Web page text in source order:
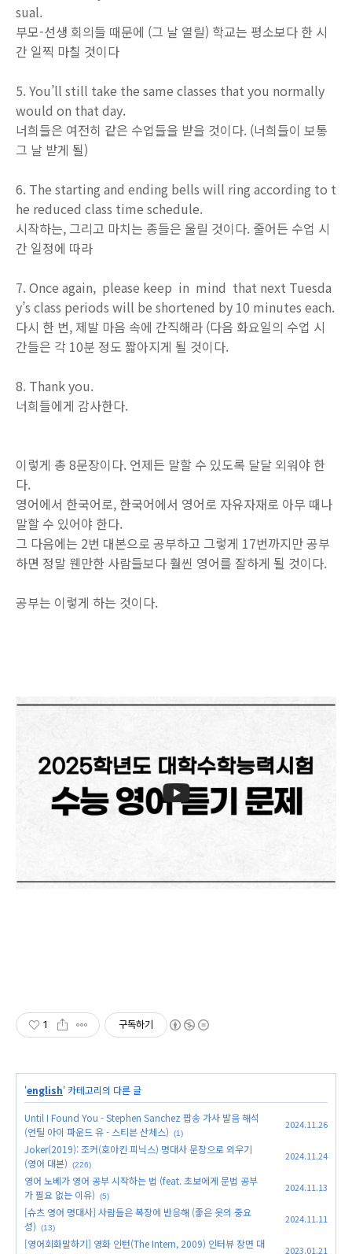
sual.
부모-선생 회의들 때문에 (그 날 열릴) 학교는 평소보다 한 시
간 일찍 마칠 것이다
5. You’ll still take the same classes that you normally
would on that day.
너희들은 여전히 같은 수업들을 받을 것이다. (너희들이 보통
그 날 받게 될)
6. The starting and ending bells will ring according to t
he reduced class time schedule.
시작하는, 그리고 마치는 종들은 울릴 것이다. 줄어든 수업 시
간 일정에 따라
7. Once again, please keep in mind that next Tuesda
y’s class periods will be shortened by 10 minutes each.
다시 한 번, 제발 마음 속에 간직해라 (다음 화요일의 수업 시
간들은 각 10분 정도 짧아지게 될 것이다.
8. Thank you.
너희들에게 감사한다.
이렇게 총 8문장이다. 언제든 말할 수 있도록 달달 외워야 한
다.
영어에서 한국어로, 한국어에서 영어로 자유자재로 아무 때나
말할 수 있어야 한다.
그 다음에는 2번 대본으로 공부하고 그렇게 17번까지만 공부
하면 정말 웬만한 사람들보다 훨씬 영어를 잘하게 될 것이다.
공부는 이렇게 하는 것이다.
1 구독하기
'english' 카테고리의 다른 글
Until I Found You - Stephen Sanchez 팝송 가사 발음 해석
(언틸 아이 파운드 유 - 스티븐 산체스)
(1)
2024.11.26
Joker(2019): 조커(호아킨 피닉스) 명대사 문장으로 외우기
(영어 대본)
(226)
2024.11.24
영어 노베가 영어 공부 시작하는 법 (feat. 초보에게 문법 공부
가 필요 없는 이유)
(5)
2024.11.13
[슈츠 영어 명대사] 사람들은 복장에 반응해 (좋은 옷의 중요
성)
(13)
2024.11.11
[영어회화말하기] 영화 인턴(The Intern, 2009) 인터뷰 장면 대
2023.01.21